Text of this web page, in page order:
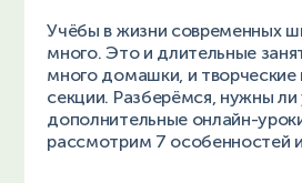
Учёбы в жизни современных
много. Это и длительные
много домашки, и творческие
секции. Разберёмся, нужны ли
дополнительные онлайн-
рассмотрим 7 особенностей